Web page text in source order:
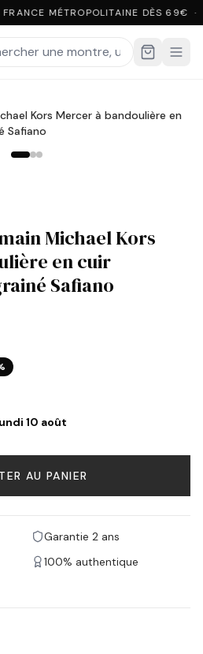
FRANCE MÉTROPOLITAINE DÈS 69€
Kors Mercer à bandoulière en
Safiano
Michael Kors
en cuir
Safiano
10 août
AU PANIER
Garantie 2 ans
100% authentique